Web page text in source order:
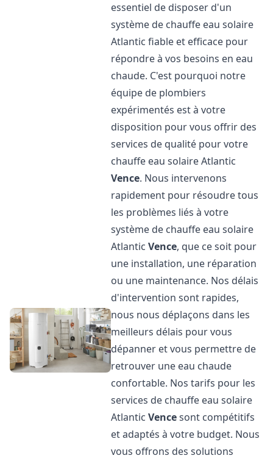
essentiel de disposer d'un
système de chauffe eau solaire
Atlantic fiable et efficace pour
répondre à vos besoins en eau
chaude. C'est pourquoi notre
équipe de plombiers
expérimentés est à votre
disposition pour vous offrir des
services de qualité pour votre
chauffe eau solaire Atlantic
Vence. Nous intervenons
rapidement pour résoudre tous
les problèmes liés à votre
système de chauffe eau solaire
AtlanticVence, que ce soit pour
une installation, une réparation
ou une maintenance. Nos délais
d'intervention sont rapides,
nous nous déplaçons dans les
meilleurs délais pour vous
dépanner et vous permettre de
retrouver une eau chaude
confortable. Nos tarifs pour les
services de chauffe eau solaire
AtlanticVencesont compétitifs
et adaptés à votre budget. Nous
vous offrons des solutions